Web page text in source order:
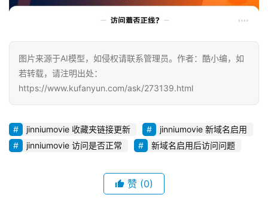
图片来源于AI模型，如侵权请联系管理员。作者：酷小编，如
若转载，请注明出处：
https://www.kufanyun.com/ask/273139.html
jinniumovie 收藏夹链接更新
jinniumovie 新域名启用
jinniumovie 访问是否正常
新域名启用后访问问题
赞 (0)